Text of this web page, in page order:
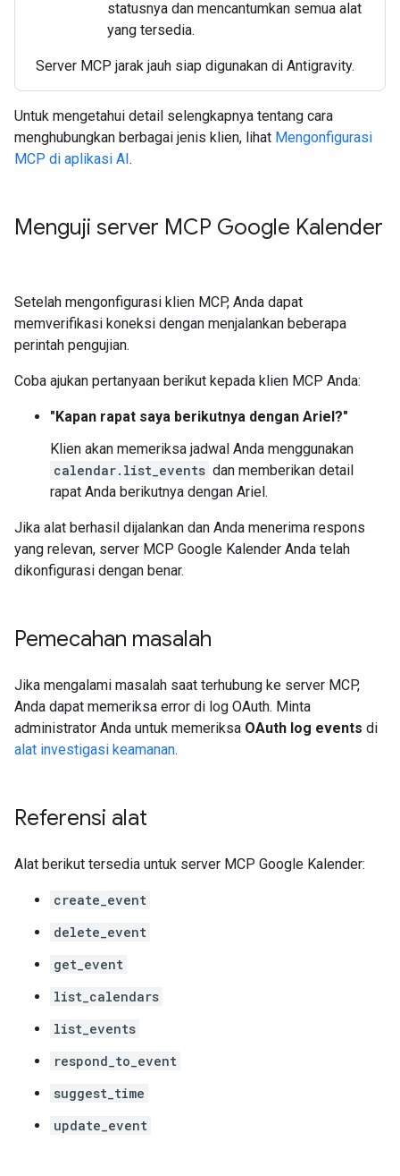
statusnya dan mencantumkan semua alat
yang tersedia.
Server MCP jarak jauh siap digunakan di Antigravity.
Untuk mengetahui detail selengkapnya tentang cara
menghubungkan berbagai jenis klien, lihat Mengonfigurasi
MCP di aplikasi AI.
Menguji server MCP Google Kalender
Setelah mengonfigurasi klien MCP, Anda dapat
memverifikasi koneksi dengan menjalankan beberapa
perintah pengujian.
Coba ajukan pertanyaan berikut kepada klien MCP Anda:
"Kapan rapat saya berikutnya dengan Ariel?"
Klien akan memeriksa jadwal Anda menggunakan
calendar.list_events dan memberikan detail
rapat Anda berikutnya dengan Ariel.
Jika alat berhasil dijalankan dan Anda menerima respons
yang relevan, server MCP Google Kalender Anda telah
dikonfigurasi dengan benar.
Pemecahan masalah
Jika mengalami masalah saat terhubung ke server MCP,
Anda dapat memeriksa error di log OAuth. Minta
administrator Anda untuk memeriksa OAuth log events di
alat investigasi keamanan.
Referensi alat
Alat berikut tersedia untuk server MCP Google Kalender:
create_event
delete_event
get_event
list_calendars
list_events
respond_to_event
suggest_time
update_event